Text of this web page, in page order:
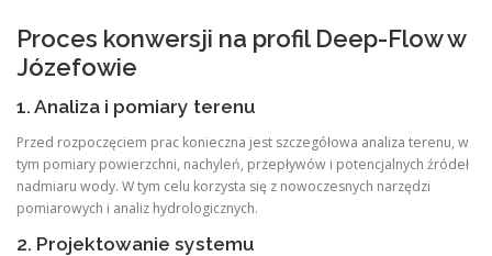
Proces konwersji na profil Deep-Flow w
Józefowie
1. Analiza i pomiary terenu
Przed rozpoczęciem prac konieczna jest szczegółowa analiza terenu, w
tym pomiary powierzchni, nachyleń, przepływów i potencjalnych źródeł
nadmiaru wody. W tym celu korzysta się z nowoczesnych narzędzi
pomiarowych i analiz hydrologicznych.
2. Projektowanie systemu